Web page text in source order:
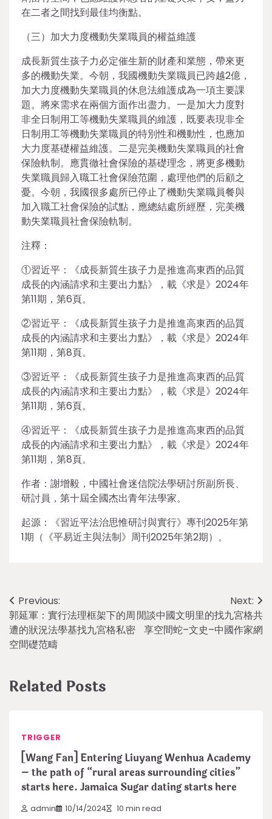
在二者之間找到最佳均衡點。
（三）加大力度機動失業職員的權益維護
成長新質生孩子力必定催生新的財產和業態，帶來更
多的機動失業。今朝，我國機動失業職員已跨越2億，
加大力度機動失業職員的休息法維護成為一項主要課
題。將來需求在兩個方面作出盡力。一是加大力度對
非全日制用工等機動失業職員的維護，既要表現非全
日制用工等機動失業職員的特別性和機動性，也應加
大力度基礎權益維護。二是完美機動失業職員的社會
保險軌制。應貫徹社會保險的基礎理念，將更多機動
失業職員歸入職工社會保險范圍，處理他們的后顧之
憂。今朝，我國很多處所已停止了機動失業職員餐與
加入職工社會保險的試點，應總結處所經歷，完美機
動失業職員社會保險軌制。
注釋：
①習近平：《成長新質生孩子力是推進高東西的品質
成長的內涵請求和主要出力點》，載《求是》2024年
第11期，第6頁。
②習近平：《成長新質生孩子力是推進高東西的品質
成長的內涵請求和主要出力點》，載《求是》2024年
第11期，第8頁。
③習近平：《成長新質生孩子力是推進高東西的品質
成長的內涵請求和主要出力點》，載《求是》2024年
第11期，第6頁。
④習近平：《成長新質生孩子力是推進高東西的品質
成長的內涵請求和主要出力點》，載《求是》2024年
第11期，第8頁。
作者：謝增毅，中國社會迷信院法學研討所副所長、
研討員，第十屆全國杰出青年法學家。
起源：《習近平法治思惟研討與實行》專刊2025年第
1期（《平易近主與法制》周刊2025年第2期）。
Post
navigation
Previous:
郭延軍：實行法理框架下的周
遭的狀況法學基找九宮格私密
空間礎范疇
Next:
閒談中國文明里的找九宮格共
享空間蛇–文史–中國作家網
Related Posts
TRIGGER
[Wang Fan] Entering Liuyang Wenhua Academy
– the path of “rural areas surrounding cities”
starts here. Jamaica Sugar dating starts here
admin 10/14/2024 10 min read